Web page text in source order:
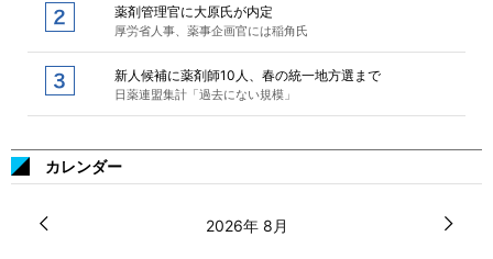
薬剤管理官に大原氏が内定
厚労省人事、薬事企画官には稲角氏
新人候補に薬剤師10人、春の統一地方選まで
日薬連盟集計「過去にない規模」
カレンダー
2026年 8月